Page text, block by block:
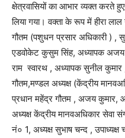
क्षेत्रवासियों का आभार व्यक्त करते
लिया गया। वक्ता के रूप में हीरा
गौतम (पशुधन प्रसार अधिकारी ) ,
एडवोकेट कुसुम सिंह, अध्यापक अजय
राम स्वारथ , अध्यापक सुनील कुमार
गौतम,मण्डल अध्यक्ष (केंद्रीय
प्रधान महेंद्र गौतम , अजय कुमार,
अध्यक्ष केंद्रीय मानवअधिकार सेवा
नं० 1, अध्यक्ष सुभाष चन्द , उपाध्यक्ष